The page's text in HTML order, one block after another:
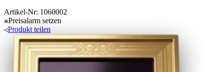
Artikel-Nr: 1060002
Preisalarm setzen
Produkt teilen